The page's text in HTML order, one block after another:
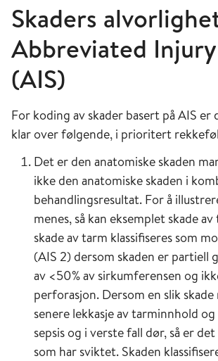
Skaders
Abbreviated
(AIS)
For koding av skader basert på AIS
klar over følgende, i prioritert
Det er den anatomiske skaden
ikke den anatomiske skaden i
behandlingsresultat. For å
menes, så kan eksemplet skade
skade av tarm klassifiseres som
(AIS 2) dersom skaden er partiell
av <50% av sirkumferensen og
perforasjon. Dersom en slik
senere lekkasje av tarminnhold
sepsis og i verste fall dør, så er
som har sviktet. Skaden